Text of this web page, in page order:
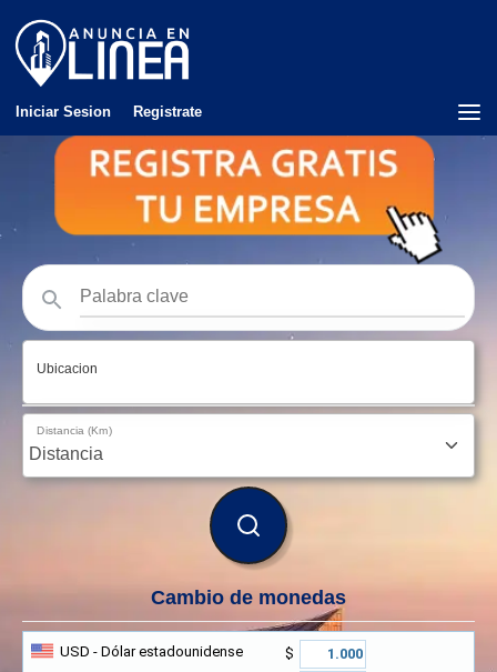
Iniciar Sesion Registrate
Ubicacion
Distancia (Km)
BUSCAR
Cambio de monedas
USD - Dólar estadounidense
$